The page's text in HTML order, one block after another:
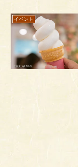
イベント